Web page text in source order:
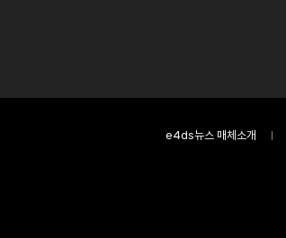
e4ds뉴스 매체소개